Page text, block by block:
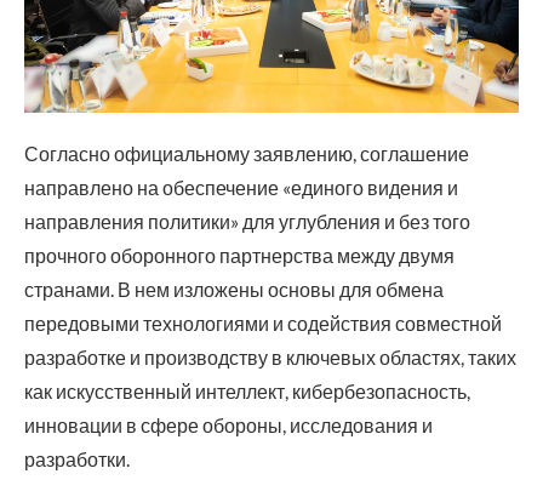
Согласно официальному заявлению, соглашение
направлено на обеспечение «единого видения и
направления политики» для углубления и без того
прочного оборонного партнерства между двумя
странами. В нем изложены основы для обмена
передовыми технологиями и содействия совместной
разработке и производству в ключевых областях, таких
как искусственный интеллект, кибербезопасность,
инновации в сфере обороны, исследования и
разработки.